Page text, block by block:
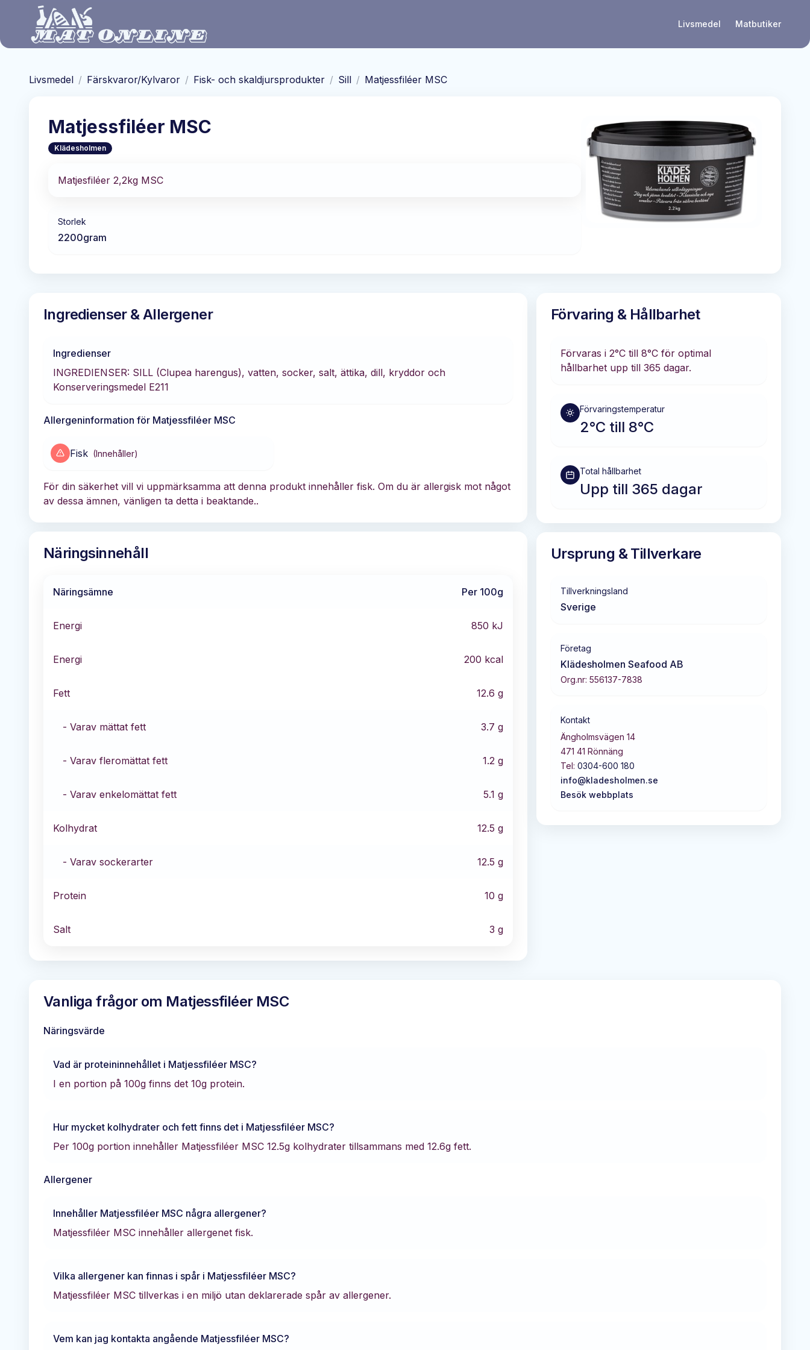
Hoppa till huvudinnehåll
Livsmedel Matbutiker
Livsmedel / Färskvaror/Kylvaror / Fisk- och skaldjursprodukter / Sill / Matjessfiléer MSC
Matjessfiléer MSC
Klädesholmen
Matjesfiléer 2,2kg MSC
Storlek
2200gram
Ingredienser & Allergener
Ingredienser
INGREDIENSER: SILL (Clupea harengus), vatten, socker, salt, ättika, dill, kryddor och
Konserveringsmedel E211
Allergeninformation för Matjessfiléer MSC
Fisk (Innehåller)
För din säkerhet vill vi uppmärksamma att denna produkt innehåller fisk. Om du är allergisk mot något
av dessa ämnen, vänligen ta detta i beaktande..
Näringsinnehåll
Näringsämne Per 100g
Energi 850 kJ
Energi 200 kcal
Fett 12.6 g
- Varav mättat fett 3.7 g
- Varav fleromättat fett 1.2 g
- Varav enkelomättat fett 5.1 g
Kolhydrat 12.5 g
- Varav sockerarter 12.5 g
Protein 10 g
Salt 3 g
Förvaring & Hållbarhet
Förvaras i 2°C till 8°C för optimal
hållbarhet upp till 365 dagar.
Förvaringstemperatur
2°C till 8°C
Total hållbarhet
Upp till 365 dagar
Ursprung & Tillverkare
Tillverkningsland
Sverige
Företag
Klädesholmen Seafood AB
Org.nr: 556137-7838
Kontakt
Ängholmsvägen 14
471 41 Rönnäng
Tel: 0304-600 180
info@kladesholmen.se
Besök webbplats
Vanliga frågor om Matjessfiléer MSC
Näringsvärde
Vad är proteininnehållet i Matjessfiléer MSC?
I en portion på 100g finns det 10g protein.
Hur mycket kolhydrater och fett finns det i Matjessfiléer MSC?
Per 100g portion innehåller Matjessfiléer MSC 12.5g kolhydrater tillsammans med 12.6g fett.
Allergener
Innehåller Matjessfiléer MSC några allergener?
Matjessfiléer MSC innehåller allergenet fisk.
Vilka allergener kan finnas i spår i Matjessfiléer MSC?
Matjessfiléer MSC tillverkas i en miljö utan deklarerade spår av allergener.
Vem kan jag kontakta angående Matjessfiléer MSC?